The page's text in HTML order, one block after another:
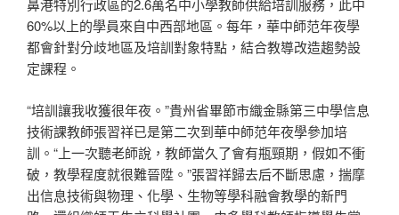
鼻港特別行政區的2.6萬名中小學教師供給培訓服務，此中
60%以上的學員來自中西部地區。每年，華中師范年夜學
都會針對分歧地區及培訓對象特點，結合教導改造趨勢設
定課程。
“培訓讓我收獲很年夜。”貴州省畢節市織金縣第三中學信息
技術課教師張習祥已是第二次到華中師范年夜學參加培
訓。“上一次聽老師說，教師當久了會有瓶頸期，假如不衝
破，教學程度就很難晉陞。”張習祥歸去后不斷思慮，揣摩
出信息技術與物理、化學、生物等學科融會教學的新門